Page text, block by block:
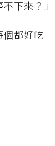
下來？」
個都好吃